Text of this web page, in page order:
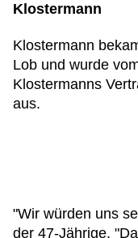
Klostermann
Klostermann
Lob und wurde
Klostermanns
aus.
"Wir würden uns
der 47-Jährige.